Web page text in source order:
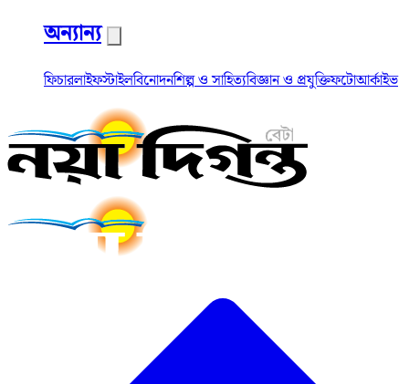
অন্যান্য
ফিচারলাইফস্টাইলবিনোদনশিল্প ও সাহিত্যবিজ্ঞান ও প্রযুক্তিফটোআর্কাইভ